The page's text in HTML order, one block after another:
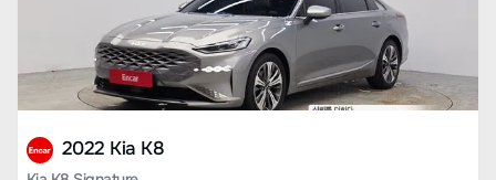
2022 Kia K8